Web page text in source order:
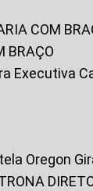
COM
BRAÇO
Executiva
Oregon